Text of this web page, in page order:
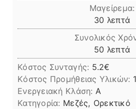
Μαγείρεμα:
30 λεπτά
λεπτά
Συνολικός
50 λεπτά
λεπτά
Κόστος Συνταγής: 5.2€
Kόστος Προμήθειας Υλικών:
Ενεργειακή Κλάση: A
Κατηγορία: Μεζές, Ορεκτικό